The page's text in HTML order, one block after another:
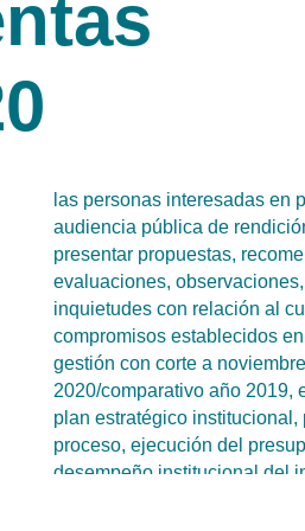
las personas interesadas en
audiencia pública de
presentar propuestas,
evaluaciones,
inquietudes con relación al
compromisos establecidos
gestión con corte a
2020/comparativo año 2019,
plan estratégico
proceso, ejecución del
desempeño institucional del